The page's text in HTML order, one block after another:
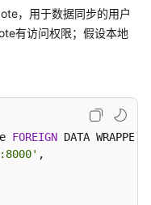
，用于数据同步的用户
有访问权限；假设本地
FOREIGN DATA WRAPPER
,